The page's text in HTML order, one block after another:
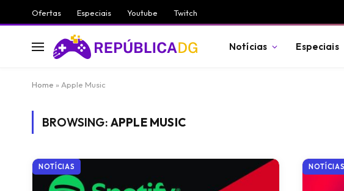
Ofertas Especiais Youtube Twitch
Notícias Especiais
Home » Apple Music
BROWSING: APPLE MUSIC
NOTÍCIAS NOTÍCIAS